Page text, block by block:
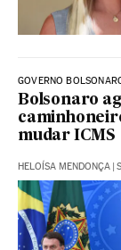
GOVERNO
Bolsonaro
mudar ICMS
HELOÍSA MENDONÇA